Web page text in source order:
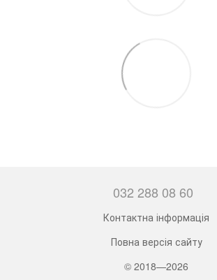
032 288 08 60
Контактна інформація
Повна версія сайту
© 2018—2026